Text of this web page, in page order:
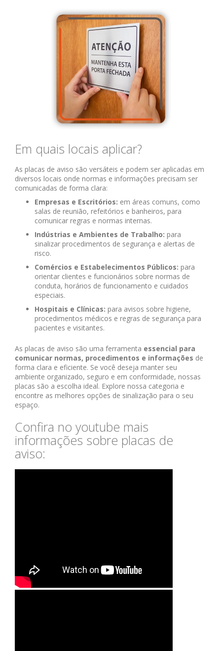
Em quais locais aplicar?
As placas de aviso são versáteis e podem ser aplicadas em
diversos locais onde normas e informações precisam ser
comunicadas de forma clara:
Empresas e Escritórios: em áreas comuns, como
salas de reunião, refeitórios e banheiros, para
comunicar regras e normas internas.
Indústrias e Ambientes de Trabalho: para
sinalizar procedimentos de segurança e alertas de
risco.
Comércios e Estabelecimentos Públicos: para
orientar clientes e funcionários sobre normas de
conduta, horários de funcionamento e cuidados
especiais.
Hospitais e Clínicas: para avisos sobre higiene,
procedimentos médicos e regras de segurança para
pacientes e visitantes.
As placas de aviso são uma ferramenta essencial para
comunicar normas, procedimentos e informações de
forma clara e eficiente. Se você deseja manter seu
ambiente organizado, seguro e em conformidade, nossas
placas são a escolha ideal. Explore nossa categoria e
encontre as melhores opções de sinalização para o seu
espaço.
Confira no youtube mais
informações sobre placas de
aviso: